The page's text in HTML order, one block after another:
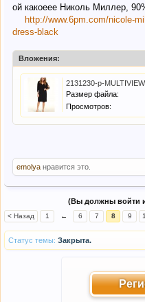
ой какоеее Николь Миллер,
http://www.6pm.com/nicole-
dress-black
Вложения:
2131230-p-
Размер файла:
Просмотров:
emolya нравится это.
(Вы должны войти
< Назад 1 ← 6 7 8 9
Статус темы: Закрыта.